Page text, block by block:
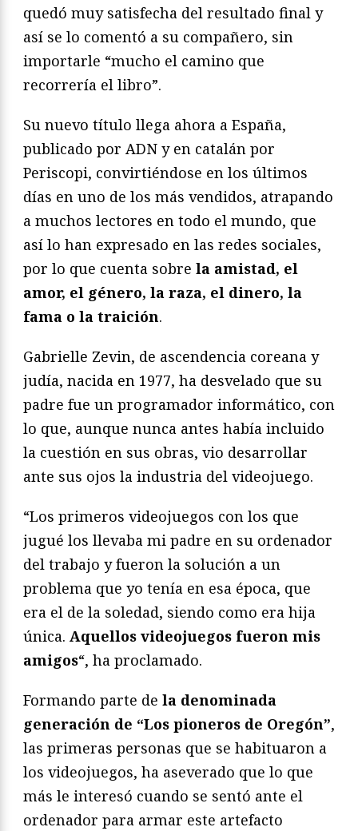
quedó muy satisfecha del resultado final y
así se lo comentó a su compañero, sin
importarle “mucho el camino que
recorrería el libro”.
Su nuevo título llega ahora a España,
publicado por ADN y en catalán por
Periscopi, convirtiéndose en los últimos
días en uno de los más vendidos, atrapando
a muchos lectores en todo el mundo, que
así lo han expresado en las redes sociales,
por lo que cuenta sobre la amistad, el
amor, el género, la raza, el dinero, la
fama o la traición.
Gabrielle Zevin, de ascendencia coreana y
judía, nacida en 1977, ha desvelado que su
padre fue un programador informático, con
lo que, aunque nunca antes había incluido
la cuestión en sus obras, vio desarrollar
ante sus ojos la industria del videojuego.
“Los primeros videojuegos con los que
jugué los llevaba mi padre en su ordenador
del trabajo y fueron la solución a un
problema que yo tenía en esa época, que
era el de la soledad, siendo como era hija
única. Aquellos videojuegos fueron mis
amigos“, ha proclamado.
Formando parte de la denominada
generación de “Los pioneros de Oregón”,
las primeras personas que se habituaron a
los videojuegos, ha aseverado que lo que
más le interesó cuando se sentó ante el
ordenador para armar este artefacto